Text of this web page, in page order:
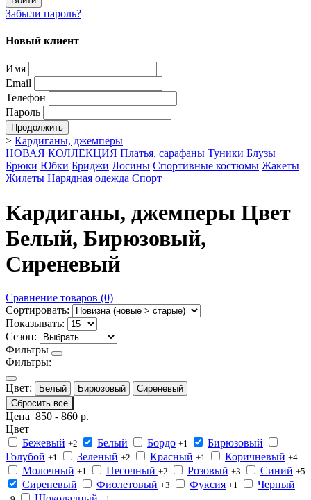
Забыли пароль?
Новый клиент
Имя
Email
Телефон
Пароль
Продолжить
> Кардиганы, джемперы
НОВАЯ КОЛЛЕКЦИЯ Платья, сарафаны Туники Блузы
Брюки Юбки Бриджи Лосины Спортивные костюмы Жакеты
Жилеты Нарядная одежда Спорт
Кардиганы, джемперы Цвет
Белый, Бирюзовый,
Сиреневый
Сравнение товаров (0)
Сортировать:
Показывать:
Сезон:
Фильтры
Фильтры:
Цвет: Белый Бирюзовый
Сиреневый
Сбросить все
Цена 850 - 860 р.
Цвет
Бежевый +2 Белый Бордо +1
Бирюзовый
Голубой +1 Зеленый +2 Красный +1 Коричневый +4
Молочный +1 Песочный +2 Розовый +3 Синий +5
Сиреневый Фиолетовый +3 Фуксия +1 Черный